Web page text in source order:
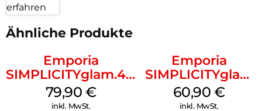
erfahren
Ähnliche Produkte
Emporia
SIMPLICITYglam.4G
Schwarz
79,90 €
inkl. MwSt.
Emporia
SIMPLICITYglam
Schwarz
60,90 €
inkl. MwSt.